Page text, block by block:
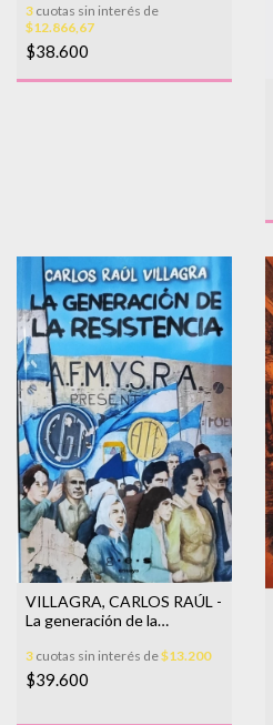
3 cuotas sin interés de
$12.866,67
$38.600
VILLAGRA, CARLOS RAÚL -
La generación de la
3 cuotas sin interés de$13.200
$39.600